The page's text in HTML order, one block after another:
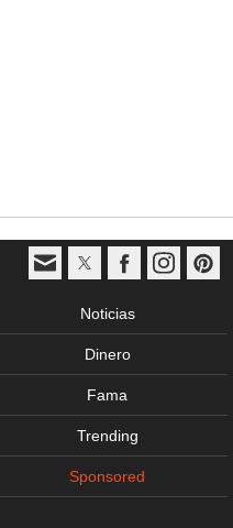
Noticias
Dinero
Fama
Trending
Sponsored